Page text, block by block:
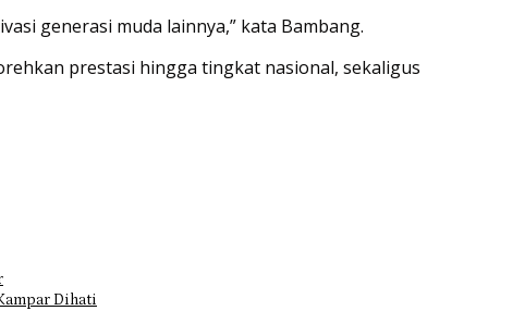
generasi muda lainnya,” kata Bambang.
prestasi hingga tingkat nasional, sekaligus
Dihati